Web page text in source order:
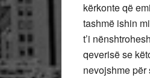
kërkonte që
tashmë ishin
t’i
qeverisë se
nevojshme